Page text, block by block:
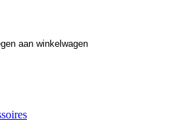
aan winkelwagen